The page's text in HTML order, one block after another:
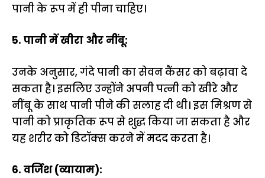
पानी के रूप में ही पीना चाहिए।
5. पानी में खीरा और नींबू:
उनके अनुसार, गंदे पानी का सेवन कैंसर को बढ़ावा दे
सकता है। इसलिए उन्होंने अपनी पत्नी को खीरे और
नींबू के साथ पानी पीने की सलाह दी थी। इस मिश्रण से
पानी को प्राकृतिक रूप से शुद्ध किया जा सकता है और
यह शरीर को डिटॉक्स करने में मदद करता है।
6. वर्जिश (व्यायाम):